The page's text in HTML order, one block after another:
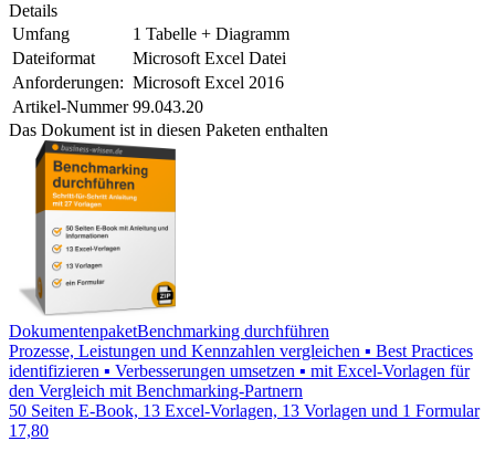
Details
Umfang
1 Tabelle + Diagramm
Dateiformat
Microsoft Excel Datei
Anforderungen: Microsoft Excel 2016
Artikel-Nummer 99.043.20
Das Dokument ist in diesen Paketen enthalten
DokumentenpaketBenchmarking durchführen
Prozesse, Leistungen und Kennzahlen vergleichen ▪ Best Practices
identifizieren ▪ Verbesserungen umsetzen ▪ mit Excel-Vorlagen für
den Vergleich mit Benchmarking-Partnern
50 Seiten E-Book, 13 Excel-Vorlagen, 13 Vorlagen und 1 Formular
17,80